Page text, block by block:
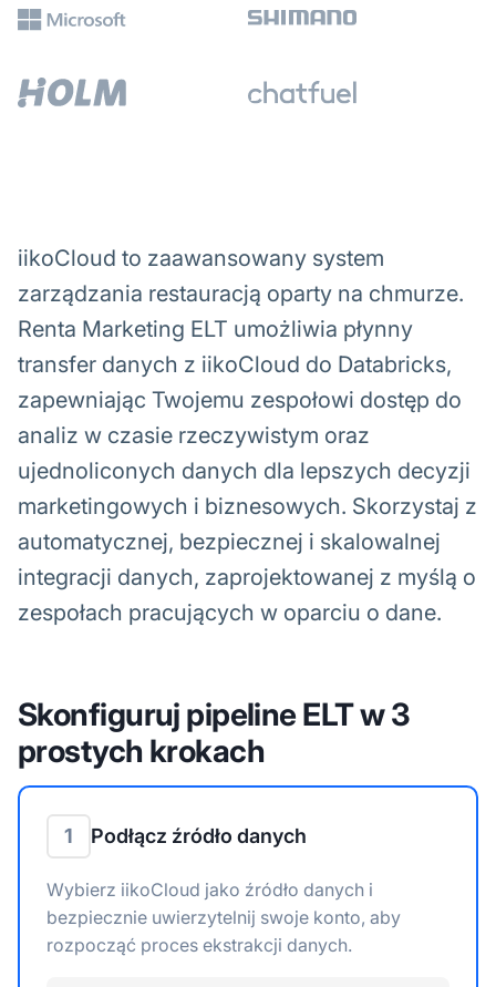
iikoCloud to zaawansowany system
zarządzania restauracją oparty na chmurze.
Renta Marketing ELT umożliwia płynny
transfer danych z iikoCloud do Databricks,
zapewniając Twojemu zespołowi dostęp do
analiz w czasie rzeczywistym oraz
ujednoliconych danych dla lepszych decyzji
marketingowych i biznesowych. Skorzystaj z
automatycznej, bezpiecznej i skalowalnej
integracji danych, zaprojektowanej z myślą o
zespołach pracujących w oparciu o dane.
Skonfiguruj pipeline ELT w 3
prostych krokach
1 Podłącz źródło danych
Wybierz iikoCloud jako źródło danych i
bezpiecznie uwierzytelnij swoje konto, aby
rozpocząć proces ekstrakcji danych.